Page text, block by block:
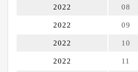
2022 08
2022 09
2022 10
2022 11